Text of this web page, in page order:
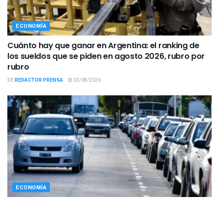
ECONOMÍA
Cuánto hay que ganar en Argentina: el ranking de
los sueldos que se piden en agosto 2026, rubro por
rubro
DEREDACTOR PRENSA 03/08/2026
ECONOMÍA